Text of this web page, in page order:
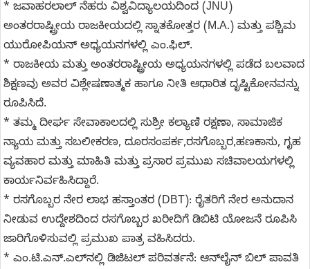
* ಜವಾಹರಲಾಲ್ ನೆಹರು ವಿಶ್ವವಿದ್ಯಾಲಯದಿಂದ (JNU)
ಅಂತರರಾಷ್ಟ್ರೀಯ ರಾಜಕೀಯದಲ್ಲಿ ಸ್ನಾತಕೋತ್ತರ (M.A.) ಮತ್ತು ಪಶ್ಚಿಮ
ಯುರೋಪಿಯನ್ ಅಧ್ಯಯನಗಳಲ್ಲಿ ಎಂ.ಫಿಲ್.
* ರಾಜಕೀಯ ಮತ್ತು ಅಂತರರಾಷ್ಟ್ರೀಯ ಅಧ್ಯಯನಗಳಲ್ಲಿ ಪಡೆದ ಬಲವಾದ
ಶಿಕ್ಷಣವು ಅವರ ವಿಶ್ಲೇಷಣಾತ್ಮಕ ಹಾಗೂ ನೀತಿ ಆಧಾರಿತ ದೃಷ್ಟಿಕೋನವನ್ನು
ರೂಪಿಸಿದೆ.
* ತಮ್ಮ ದೀರ್ಘ ಸೇವಾಕಾಲದಲ್ಲಿ ಸುಶ್ರೀ ಕಲ್ಯಾಣಿ ರಕ್ಷಣಾ, ಸಾಮಾಜಿಕ
ನ್ಯಾಯ ಮತ್ತು ಸಬಲೀಕರಣ, ದೂರಸಂಪರ್ಕ,ರಸಗೊಬ್ಬರ,ಹಣಕಾಸು, ಗೃಹ
ವ್ಯವಹಾರ ಮತ್ತು ಮಾಹಿತಿ ಮತ್ತು ಪ್ರಸಾರ ಪ್ರಮುಖ ಸಚಿವಾಲಯಗಳಲ್ಲಿ
ಕಾರ್ಯನಿರ್ವಹಿಸಿದ್ದಾರೆ.
* ರಸಗೊಬ್ಬರ ನೇರ ಲಾಭ ಹಸ್ತಾಂತರ (DBT): ರೈತರಿಗೆ ನೇರ ಅನುದಾನ
ನೀಡುವ ಉದ್ದೇಶದಿಂದ ರಸಗೊಬ್ಬರ ಖರೀದಿಗೆ ಡಿಬಿಟಿ ಯೋಜನೆ ರೂಪಿಸಿ
ಜಾರಿಗೊಳಿಸುವಲ್ಲಿ ಪ್ರಮುಖ ಪಾತ್ರ ವಹಿಸಿದರು.
* ಎಂ.ಟಿ.ಎನ್.ಎಲ್‌ನಲ್ಲಿ ಡಿಜಿಟಲ್ ಪರಿವರ್ತನೆ: ಆನ್‌ಲೈನ್ ಬಿಲ್ ಪಾವತಿ